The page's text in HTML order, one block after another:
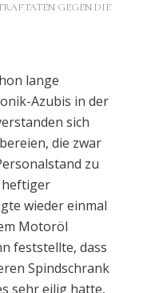
GEGEN DIE
lange
Azubis in der
sich
die zwar
zu
wieder einmal
Motoröl
feststellte, dass
Spindschrank
sehr eilig hatte,